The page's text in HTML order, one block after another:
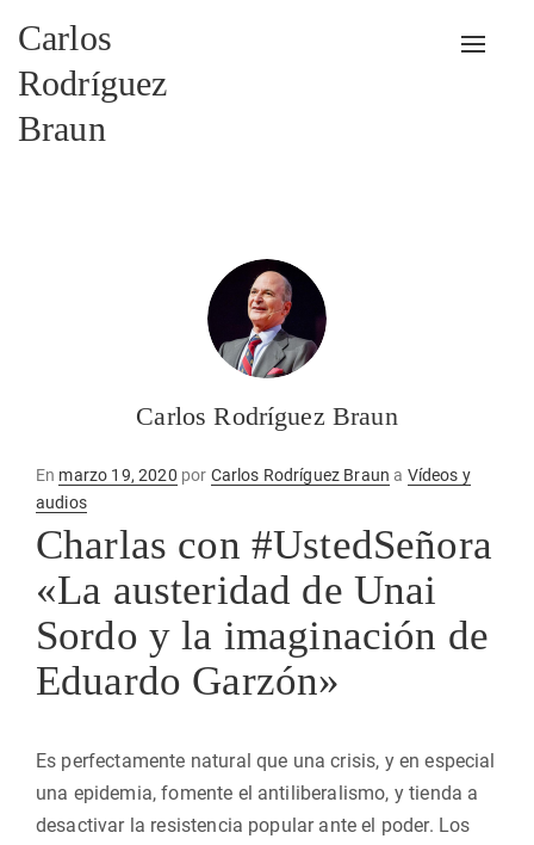
Carlos
Rodríguez
Braun
Carlos Rodríguez Braun
En Publicado
en
marzo 19, 2020 por Carlos Rodríguez Braun a Vídeos y
audios
Charlas con #UstedSeñora
«La austeridad de Unai
Sordo y la imaginación de
Eduardo Garzón»
Es perfectamente natural que una crisis, y en especial
una epidemia, fomente el antiliberalismo, y tienda a
desactivar la resistencia popular ante el poder. Los